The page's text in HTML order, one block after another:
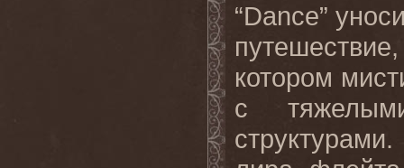
“Dance”
котором
с